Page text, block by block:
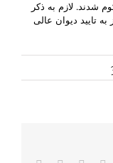
اعدام محکوم شدند. لازم به ذکر
بدوی ۵۴ نفر دیگر نیز به تایید دیوان عالی